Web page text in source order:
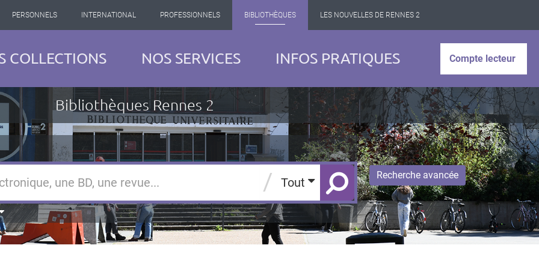
PERSONNELS INTERNATIONAL PROFESSIONNELS BIBLIOTHÈQUES LES NOUVELLES DE RENNES 2
COLLECTIONS NOS SERVICES INFOS PRATIQUES Compte lecteur
Bibliothèques Rennes 2
/ Tout
Recherche avancée